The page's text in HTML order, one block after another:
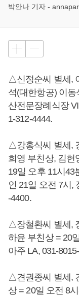
박안나 기자 -
△신정순씨 별세,
석(대한항공) 이
산전문장례식장
1-312-4444.
△강홍식씨 별세,
희영 부친상, 김헌
19일 오후 11시43
인 21일 오전 7시,
-4400.
△장철환씨 별세,
하윤 부친상 = 20
아주 LA, 031-
△견권종씨 별세,
상 = 20일 오전 8